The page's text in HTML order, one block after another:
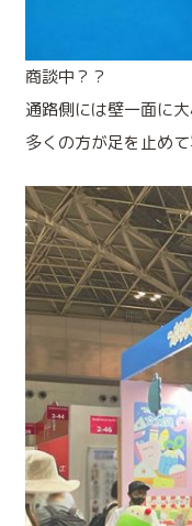
商談中？？
通路側には壁一面に
多くの方が足を止め